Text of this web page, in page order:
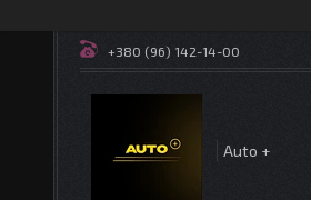
+380 (96) 142-14-00
Auto +